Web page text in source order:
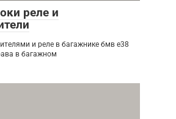
реле и
и реле в багажнике бмв е38
в багажном